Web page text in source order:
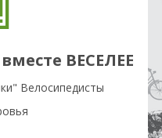
ВЕСЕЛЕЕ
Велосипедисты